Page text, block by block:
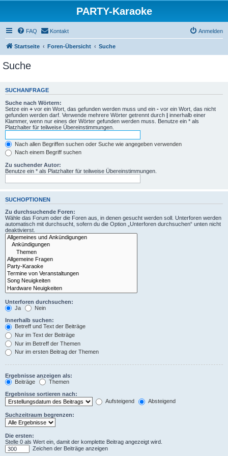
PARTY-Karaoke
FAQ Kontakt Anmelden
Startseite Foren-Übersicht Suche
Suche
SUCHANFRAGE
Suche nach Wörtern:
Setze ein + vor ein Wort, das gefunden werden muss und ein - vor ein Wort, das nicht
gefunden werden darf. Verwende mehrere Wörter getrennt durch | innerhalb einer
Klammer, wenn nur eines der Wörter gefunden werden muss. Benutze ein * als
Platzhalter für teilweise Übereinstimmungen.
Nach allen Begriffen suchen oder Suche wie angegeben verwenden
Nach einem Begriff suchen
Zu suchender Autor:
Benutze ein * als Platzhalter für teilweise Übereinstimmungen.
SUCHOPTIONEN
Zu durchsuchende Foren:
Wähle das Forum oder die Foren aus, in denen gesucht werden soll. Unterforen werden
automatisch mit durchsucht, sofern du die Option „Unterforen durchsuchen“ unten nicht
deaktivierst.
Unterforen durchsuchen:
Ja
Nein
Innerhalb suchen:
Betreff und Text der Beiträge
Nur im Text der Beiträge
Nur im Betreff der Themen
Nur im ersten Beitrag der Themen
Ergebnisse anzeigen als:
Beiträge
Themen
Ergebnisse sortieren nach:
Aufsteigend
Absteigend
Suchzeitraum begrenzen:
Die ersten:
Stelle 0 als Wert ein, damit der komplette Beitrag angezeigt wird.
Zeichen der Beiträge anzeigen